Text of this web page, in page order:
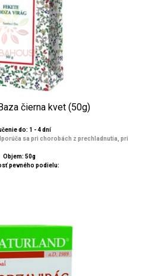
čierna kvet (50g)
do: 1 - 4 dní
sa pri chorobách z prechladnutia, pri
Objem: 50g
pevného podielu: